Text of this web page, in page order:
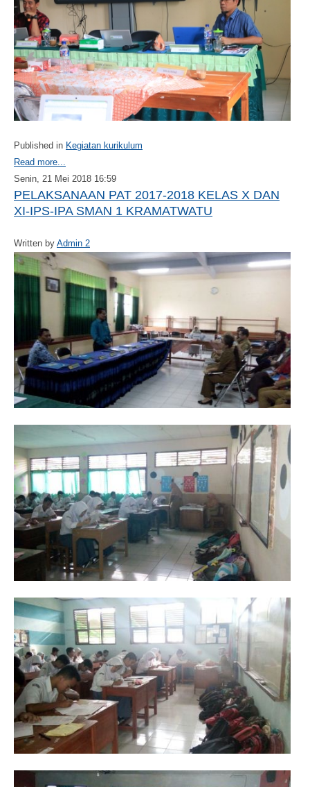
Published in Kegiatan kurikulum
Read more...
Senin, 21 Mei 2018 16:59
PELAKSANAAN PAT 2017-2018 KELAS X DAN
XI-IPS-IPA SMAN 1 KRAMATWATU
Written by Admin 2